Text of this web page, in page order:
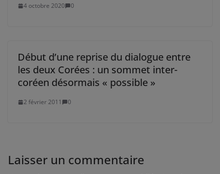
4 octobre 2020 0
Début d’une reprise du dialogue entre
les deux Corées : un sommet inter-
coréen désormais « possible »
2 février 2011 0
Laisser un commentaire